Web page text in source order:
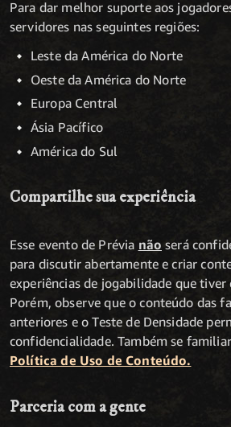
Para dar melhor suporte aos
servidores nas seguintes regiões:
Leste da América do Norte
Oeste da América do Norte
Europa Central
Ásia Pacífico
América do Sul
Compartilhe sua experiência
Esse evento de Prévia não será
para discutir abertamente e criar
experiências de jogabilidade que
Porém, observe que o conteúdo das
anteriores e o Teste de Densidade
confidencialidade. Também se
Política de Uso de Conteúdo.
Parceria com a gente